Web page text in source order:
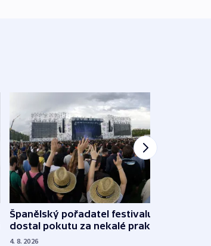
Španělský pořadatel festivalu
dostal pokutu za nekalé praktiky
4. 8. 2026